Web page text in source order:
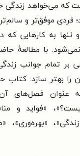
که می‌خواهد زندگی
فردی موفق‌تر و
تنها به کارهایی که
با مطالعهٔ
بر تمام جوانب
را بهتر سازد.
عنوان فصل‌های
»، «فواید و
»، «بهره‌وری»، «